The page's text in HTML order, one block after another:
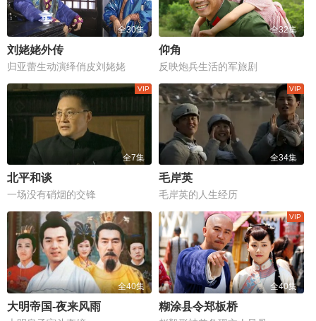
全30集
刘姥姥外传
归亚蕾生动演绎俏皮刘姥姥
全32集
仰角
反映炮兵生活的军旅剧
全7集
北平和谈
一场没有硝烟的交锋
全34集
毛岸英
毛岸英的人生经历
全40集
大明帝国-夜来风雨
全40集
糊涂县令郑板桥